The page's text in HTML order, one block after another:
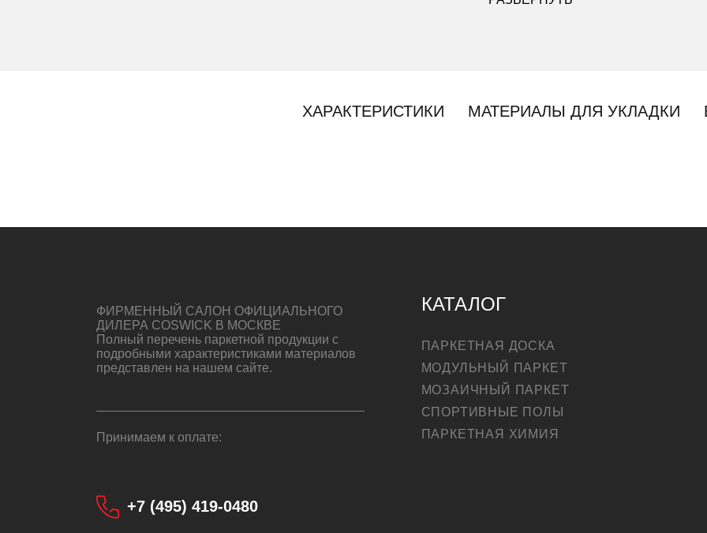
ХАРАКТЕРИСТИКИ МАТЕРИАЛЫ ДЛЯ УКЛАДКИ
ФИРМЕННЫЙ САЛОН ОФИЦИАЛЬНОГО
ДИЛЕРА COSWICK В МОСКВЕ
Полный перечень паркетной продукции с
подробными характеристиками материалов
представлен на нашем сайте.
Принимаем к оплате:
+7 (495) 419-0480
КАТАЛОГ
ПАРКЕТНАЯ ДОСКА
МОДУЛЬНЫЙ ПАРКЕТ
МОЗАИЧНЫЙ ПАРКЕТ
СПОРТИВНЫЕ ПОЛЫ
ПАРКЕТНАЯ ХИМИЯ